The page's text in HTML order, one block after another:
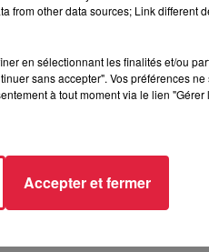
from other data sources; Link different
en sélectionnant les finalités et/ou
sans accepter". Vos préférences
à tout moment via le lien
Accepter et fermer